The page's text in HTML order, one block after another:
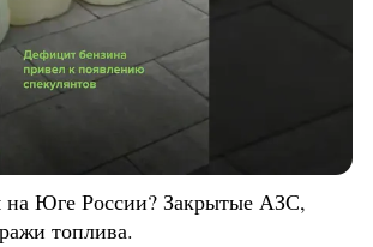
на Юге России? Закрытые АЗС,
топлива.